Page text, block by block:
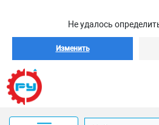
Не удалось
Изменить